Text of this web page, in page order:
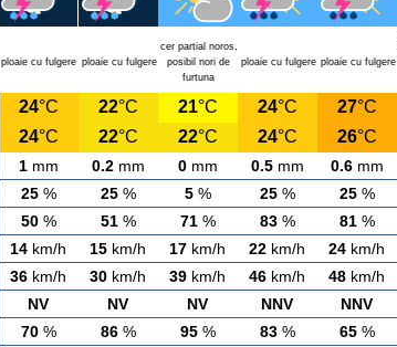
ploaie cu fulgere ploaie cu fulgere
cer partial noros,
posibil nori de
furtuna
ploaie cu fulgere ploaie cu fulgere
24°C 22°C 21°C 24°C 27°C
24°C 22°C 22°C 24°C 26°C
1mm 0.2mm 0mm 0.5mm 0.6mm
25% 25% 5% 25% 25%
50% 51% 71% 83% 81%
14 km/h 15 km/h 17 km/h 22 km/h 24 km/h
36 km/h 30 km/h 39 km/h 46 km/h 48 km/h
NV NV NV NNV NNV
70% 86% 95% 83% 65%